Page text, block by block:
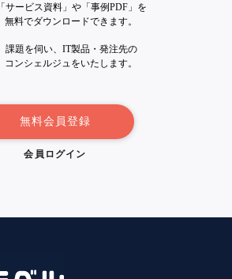
「サービス資料」や「事例PDF」を
無料でダウンロードできます。
課題を伺い、IT製品・発注先の
コンシェルジュをいたします。
無料会員登録
会員ログイン